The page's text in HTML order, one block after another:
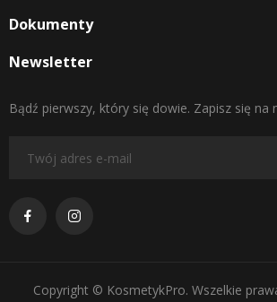
Dokumenty
Newsletter
Bądź pierwszy, który się dowie. Zapisz się na
Copyright © KosmetykPro. Wszelkie